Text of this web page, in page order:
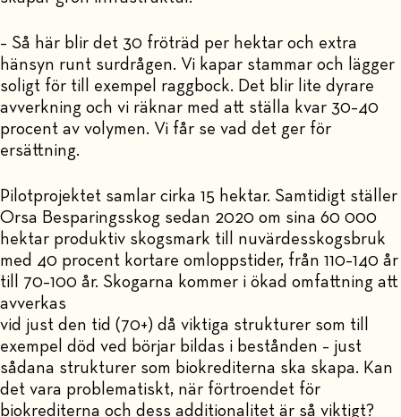
– Så här blir det 30 fröträd per hektar och extra
hänsyn runt surdrågen. Vi kapar stammar och lägger
soligt för till exempel raggbock. Det blir lite dyrare
avverkning och vi räknar med att ställa kvar 30–40
procent av volymen. Vi får se vad det ger för
ersättning.
Pilotprojektet samlar cirka 15 hektar. Samtidigt ställer
Orsa Besparingsskog sedan 2020 om sina 60 000
hektar produktiv skogsmark till nuvärdesskogsbruk
med 40 procent kortare omloppstider, från 110–140 år
till 70–100 år. Skogarna kommer i ökad omfattning att
avverkas
vid just den tid (70+) då viktiga strukturer som till
exempel död ved börjar bildas i bestånden – just
sådana strukturer som biokrediterna ska skapa. Kan
det vara problematiskt, när förtroendet för
biokrediterna och dess additionalitet är så viktigt?